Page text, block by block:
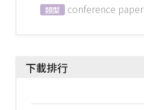
類型 conference paper
下載排行